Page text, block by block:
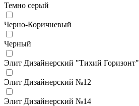
Темно серый
Черно-Коричневый
Черный
Элит Дизайнерский "Тихий Горизонт"
Элит Дизайнерский №12
Элит Дизайнерский №14